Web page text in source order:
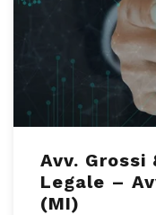
Avv. Grossi
Legale –
(MI)